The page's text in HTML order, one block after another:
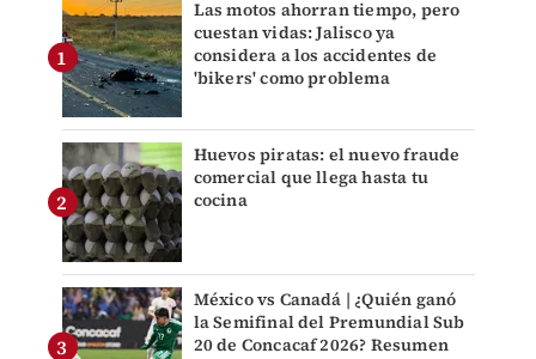
Las motos ahorran tiempo, pero
cuestan vidas: Jalisco ya
considera a los accidentes de
'bikers' como problema
Huevos piratas: el nuevo fraude
comercial que llega hasta tu
cocina
México vs Canadá | ¿Quién ganó
la Semifinal del Premundial Sub
20 de Concacaf 2026? Resumen